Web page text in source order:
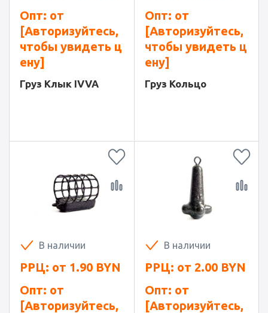
Опт: от
[Авторизуйтесь,
чтобы увидеть ц
ену]
Груз Клык IVVA
Опт: от
[Авторизуйтесь,
чтобы увидеть ц
ену]
Груз Кольцо
В наличии
РРЦ: от 1.90 BYN
Опт: от
[Авторизуйтесь,
В наличии
РРЦ: от 2.00 BYN
Опт: от
[Авторизуйтесь,